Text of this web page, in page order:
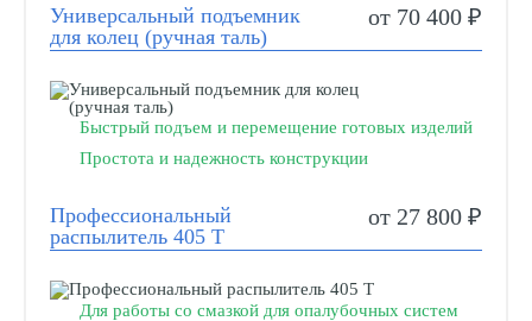
Универсальный подъемник
для колец (ручная таль)
от 70 400 ₽
Быстрый подъем и перемещение готовых изделий
Простота и надежность конструкции
Профессиональный
распылитель 405 Т
от 27 800 ₽
Для работы со смазкой для опалубочных систем